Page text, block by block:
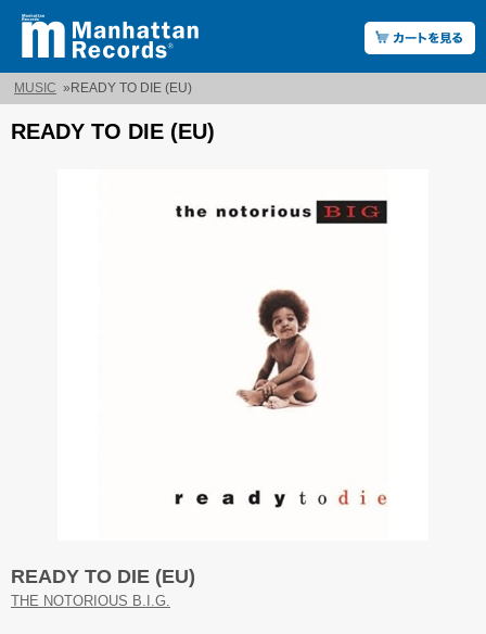
MUSIC » READY TO DIE (EU)
READY TO DIE (EU)
READY TO DIE (EU)
THE NOTORIOUS B.I.G.